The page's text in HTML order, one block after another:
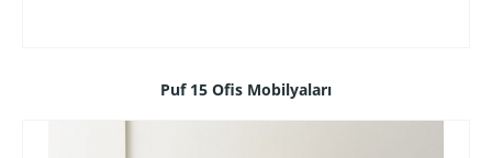
Puf 15 Ofis Mobilyaları